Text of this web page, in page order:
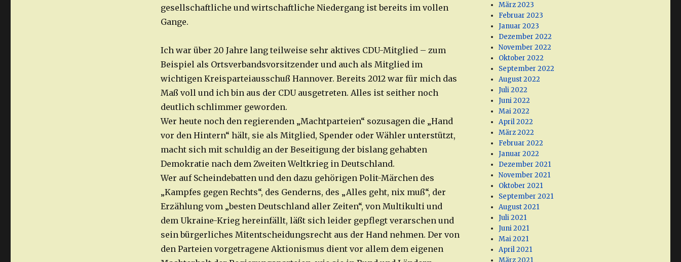
gesellschaftliche und wirtschaftliche Niedergang ist bereits im vollen
Gange.
Ich war über 20 Jahre lang teilweise sehr aktives CDU-Mitglied – zum
Beispiel als Ortsverbandsvorsitzender und auch als Mitglied im
wichtigen Kreisparteiausschuß Hannover. Bereits 2012 war für mich das
Maß voll und ich bin aus der CDU ausgetreten. Alles ist seither noch
deutlich schlimmer geworden.
Wer heute noch den regierenden „Machtparteien“ sozusagen die „Hand
vor den Hintern“ hält, sie als Mitglied, Spender oder Wähler unterstützt,
macht sich mit schuldig an der Beseitigung der bislang gehabten
Demokratie nach dem Zweiten Weltkrieg in Deutschland.
Wer auf Scheindebatten und den dazu gehörigen Polit-Märchen des
„Kampfes gegen Rechts“, des Genderns, des „Alles geht, nix muß“, der
Erzählung vom „besten Deutschland aller Zeiten“, von Multikulti und
dem Ukraine-Krieg hereinfällt, läßt sich leider gepflegt verarschen und
sein bürgerliches Mitentscheidungsrecht aus der Hand nehmen. Der von
den Parteien vorgetragene Aktionismus dient vor allem dem eigenen
März 2023
Februar 2023
Januar 2023
Dezember 2022
November 2022
Oktober 2022
September 2022
August 2022
Juli 2022
Juni 2022
Mai 2022
April 2022
März 2022
Februar 2022
Januar 2022
Dezember 2021
November 2021
Oktober 2021
September 2021
August 2021
Juli 2021
Juni 2021
Mai 2021
April 2021